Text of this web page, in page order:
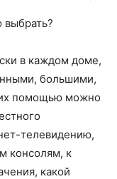
в каждом доме,
большими,
помощью можно
телевидению,
консолям, к
какой